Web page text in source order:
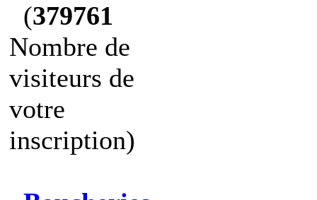
(379761
Nombre de
visiteurs de
votre
inscription)